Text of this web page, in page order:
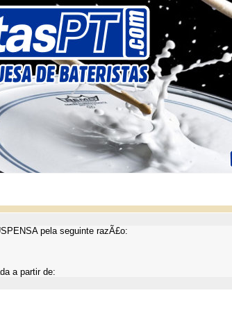
pela seguinte razÃ£o:
a partir de: